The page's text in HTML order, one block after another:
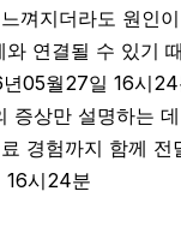
껴지더라도 원인
연결될 수 있기
05월27일 16시
증상만 설명하는
경험까지 함께 전
시24분